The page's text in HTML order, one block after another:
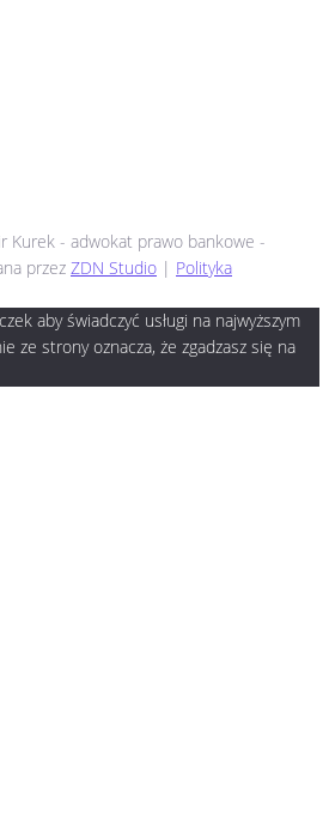
Kurek - adwokat prawo bankowe -
przez ZDN Studio | Polityka
aby świadczyć usługi na najwyższym
ze strony oznacza, że zgadzasz się na